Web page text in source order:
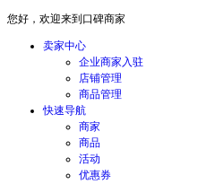
您好，欢迎来到口碑商家
卖家中心
企业商家入驻
店铺管理
商品管理
快速导航
商家
商品
活动
优惠券